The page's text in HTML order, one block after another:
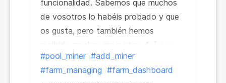
funcionalidad. Sabemos que muchos
de vosotros lo habéis probado y que
os gusta, pero también hemos
recibido muchas preguntas. Así que
veamos qué son los Pool Miners y
cómo empezar a trabajar con ellos y
#pool_miner #add_miner
#farm_managing #farm_dashboard